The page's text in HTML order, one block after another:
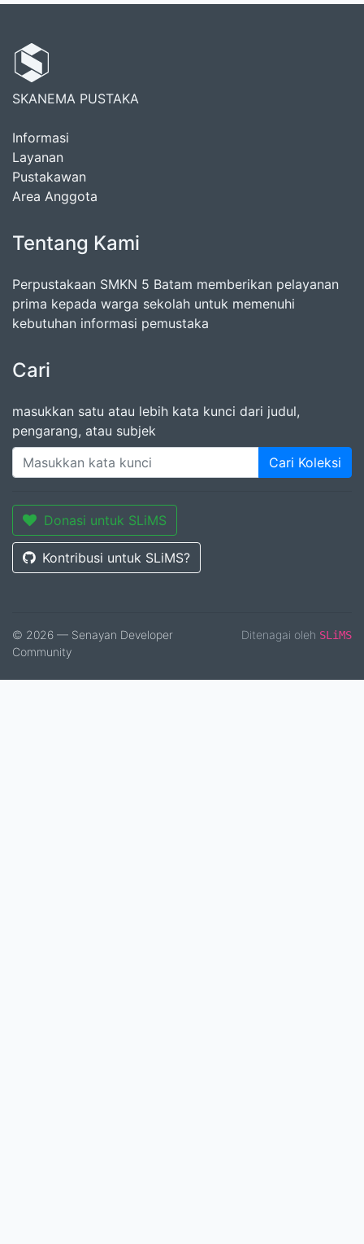
SKANEMA PUSTAKA
Informasi
Layanan
Pustakawan
Area Anggota
Tentang Kami
Perpustakaan SMKN 5 Batam memberikan pelayanan
prima kepada warga sekolah untuk memenuhi
kebutuhan informasi pemustaka
Cari
masukkan satu atau lebih kata kunci dari judul,
pengarang, atau subjek
Cari Koleksi
Donasi untuk SLiMS
Kontribusi untuk SLiMS?
© 2026 — Senayan Developer
Community
Ditenagai oleh SLiMS